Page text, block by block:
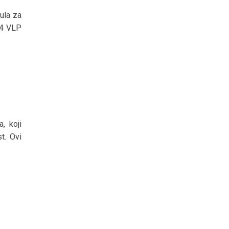
za
VLP
koji
Ovi